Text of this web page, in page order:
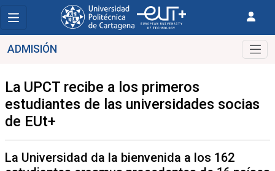
ADMISIÓN
La UPCT recibe a los primeros
estudiantes de las universidades socias
de EUt+
La Universidad da la bienvenida a los 162